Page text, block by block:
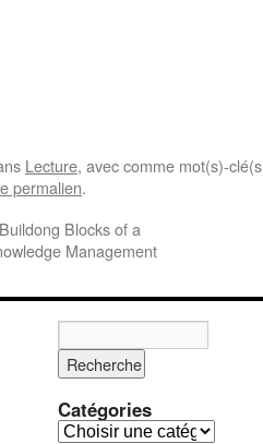
Lecture, avec comme mot(s)-
permalien.
Blocks of a
Management
Catégories
C